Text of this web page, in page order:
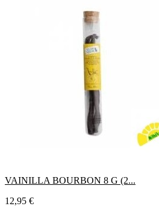
VAINILLA BOURBON 8 G (2...
Precio
12,95 €